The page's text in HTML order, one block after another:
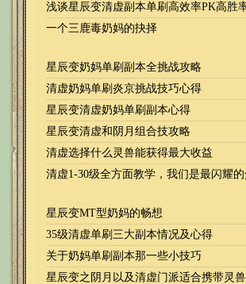
浅谈星辰变清虚副本单刷高效率PK高胜
一个三鹿毒奶妈的抉择
星辰变奶妈单刷副本全挑战攻略
清虚奶妈单刷炎京挑战技巧心得
星辰变清虚奶妈单刷副本心得
星辰变清虚和阴月组合技攻略
清虚选择什么灵兽能获得最大收益
清虚1-30级全方面教学，我们是最闪耀
星辰变MT型奶妈的畅想
35级清虚单刷三大副本情况及心得
关于奶妈单刷副本那一些小技巧
星辰变之阴月以及清虚门派适合携带灵